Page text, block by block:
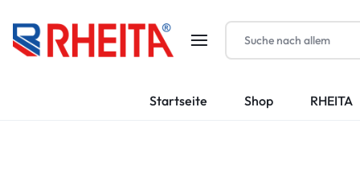
KRAUTKRÄMER
Startseite Shop RHEITA